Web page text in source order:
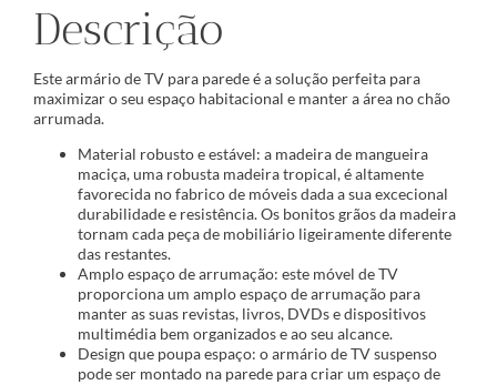
Descrição
Este armário de TV para parede é a solução perfeita para
maximizar o seu espaço habitacional e manter a área no chão
arrumada.
Material robusto e estável: a madeira de mangueira
maciça, uma robusta madeira tropical, é altamente
favorecida no fabrico de móveis dada a sua excecional
durabilidade e resistência. Os bonitos grãos da madeira
tornam cada peça de mobiliário ligeiramente diferente
das restantes.
Amplo espaço de arrumação: este móvel de TV
proporciona um amplo espaço de arrumação para
manter as suas revistas, livros, DVDs e dispositivos
multimédia bem organizados e ao seu alcance.
Design que poupa espaço: o armário de TV suspenso
pode ser montado na parede para criar um espaço de